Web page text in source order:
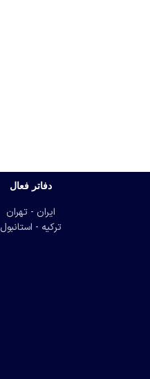
دفاتر فعال
ایران - تهران
ترکیه - استانبول